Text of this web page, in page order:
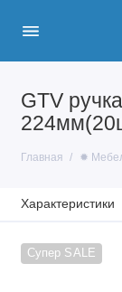
GTV
Главная ✹
Характеристики
Супер SALE